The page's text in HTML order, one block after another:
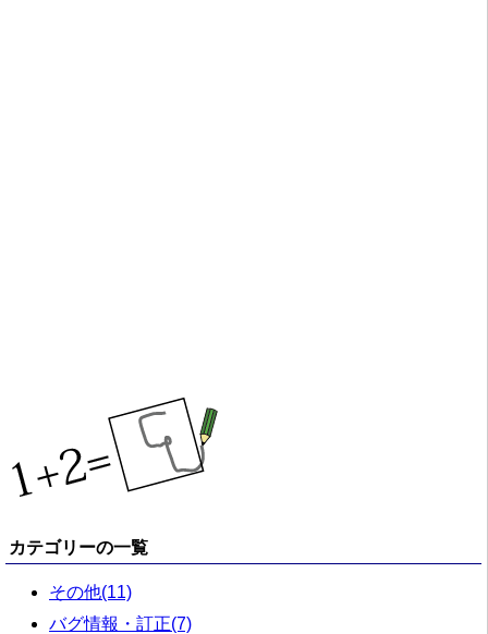
カテゴリーの一覧
その他(11)
バグ情報・訂正(7)